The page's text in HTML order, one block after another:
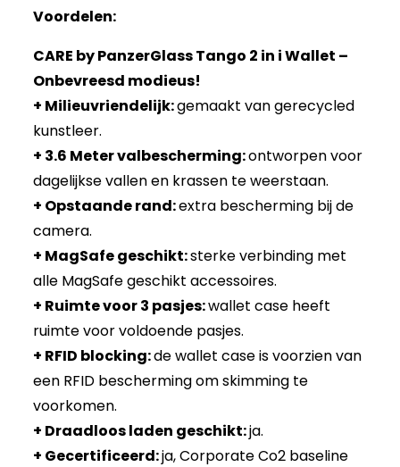
Voordelen:
CARE by PanzerGlass Tango 2 in i Wallet –
Onbevreesd modieus!
+ Milieuvriendelijk:gemaakt van gerecycled
kunstleer.
+ 3.6 Meter valbescherming:ontworpen voor
dagelijkse vallen en krassen te weerstaan.
+ Opstaande rand:extra bescherming bij de
camera.
+ MagSafe geschikt:sterke verbinding met
alle MagSafe geschikt accessoires.
+ Ruimte voor 3 pasjes:wallet case heeft
ruimte voor voldoende pasjes.
+ RFID blocking:de wallet case is voorzien van
een RFID bescherming om skimming te
voorkomen.
+ Draadloos laden geschikt:ja.
+ Gecertificeerd:ja, Corporate Co2 baseline